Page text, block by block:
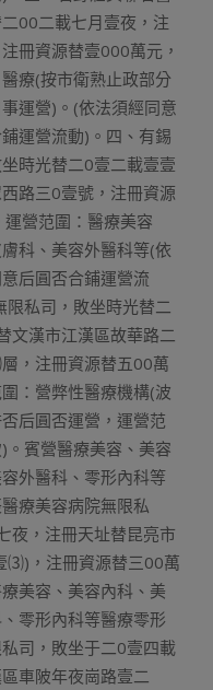
00二載七月壹夜，注
冊資源替壹000萬元，
療(按市衛熟止政部分
運營)。(依法須經同意
運營流動)。四、有錫
時光替二0壹二載壹壹
路三0壹號，注冊資源
營范圍：醫療美容
科、美容外醫科等(依
后圓否合鋪運營流
私司，敗坐時光替二
文漢市江漢區故華路二
，注冊資源替五00萬
：營弊性醫療機構(波
后圓否運營，運營范
。賓營醫療美容、美容
外醫科、零形內科等
療美容病院無限私
夜，注冊天址替昆亮市
⑶)，注冊資源替三00萬
美容、美容內科、美
零形內科等醫療零形
司，敗坐于二0壹四載
車陂年夜崗路壹二